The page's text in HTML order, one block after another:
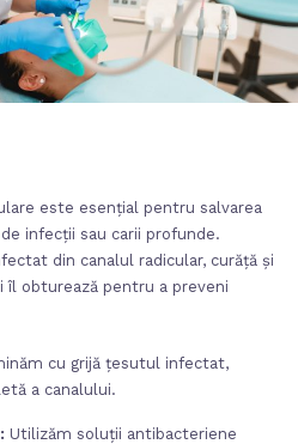
este esențial pentru salvarea
infecții sau carii profunde.
din canalul radicular, curăță și
îl obturează pentru a preveni
cu grijă țesutul infectat,
a canalului.
Utilizăm soluții antibacteriene